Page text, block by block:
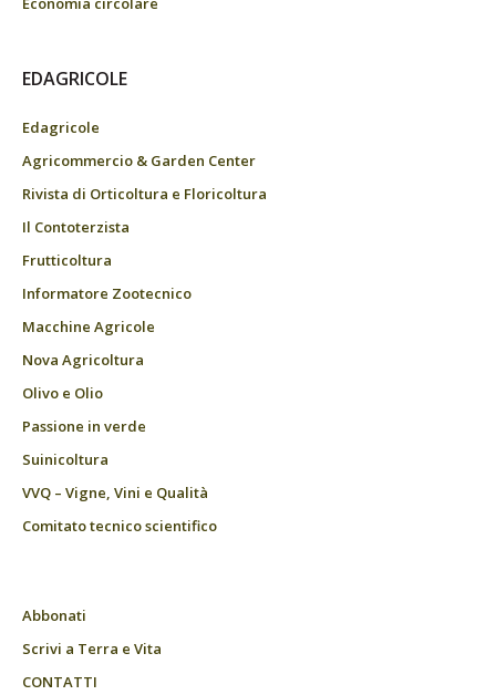
EDAGRICOLE
Edagricole
Agricommercio & Garden Center
Rivista di Orticoltura e Floricoltura
Il Contoterzista
Frutticoltura
Informatore Zootecnico
Macchine Agricole
Nova Agricoltura
Olivo e Olio
Passione in verde
Suinicoltura
VVQ – Vigne, Vini e Qualità
Comitato tecnico scientifico
Abbonati
Scrivi a Terra e Vita
CONTATTI